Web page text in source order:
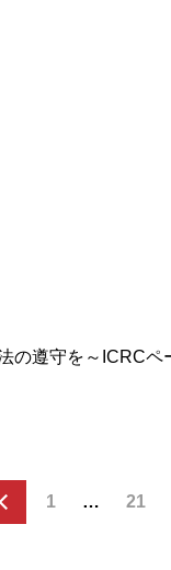
の遵守を～ICRCペ
1 … 21